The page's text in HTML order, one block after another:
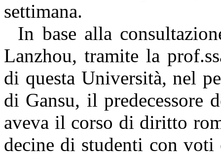
settimana.
In base alla
Lanzhou, tramite la
di questa Università, nel
di Gansu, il predecessore
aveva il corso di diritto
decine di studenti con voti